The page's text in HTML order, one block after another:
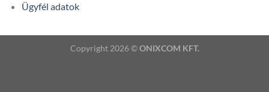
Ügyfél adatok
Copyright 2026 ©ONIXCOM KFT.